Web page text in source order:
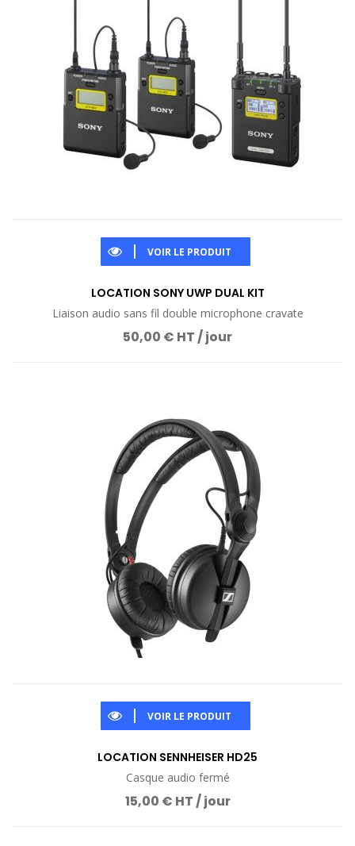
VOIR LE PRODUIT
LOCATION SONY UWP DUAL KIT
Liaison audio sans fil double microphone cravate
50,00 € HT / jour
VOIR LE PRODUIT
LOCATION SENNHEISER HD25
Casque audio fermé
15,00 € HT / jour